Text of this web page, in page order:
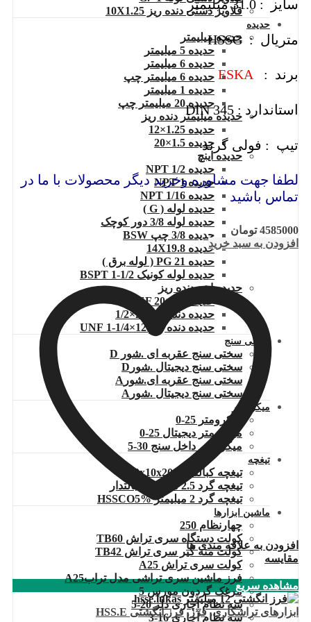
قلاویز دستی دنده ریز 10X1.25
حدیده
حدیده میلیمتر
حدیده 5 میلیمتر
حدیده 6 میلیمتر
حدیده 6 میلیمتر چپ
حدیده 1 میلیمتر
حدیده 20 میلیمتر چپ
حدیده میلیمتر دنده ریز
حدیده 1.25×12
حدیده 1.5×20
حدیده اینچ
حدیده 1/2 NPT
حدیده NPT 1
حدیده 1/16 NPT
حدیده لوله ( G )
حدیده لوله 3/8 دور کوچک
حدیده 3/8 چپ BSW
حدیده 14X19.8
حدیده 21 PG ( لوله برق )
حدیده لوله کونیک 1/2-1 BSPT
حدیده اینچ دنده ریز
حدیده UNEF 20×7/8
حدیده دنده ریز 20×1/2
حدیده دنده ریز 12×1/4-1 UNF
سختی سنج
سختی سنج عقربه ای .شور D
سختی سنج دیجیتال .شورD
سختی سنج عقربه ای.شورA
سختی سنج دیجیتال .شورA
میکرومتر
میکرومتر 25-0
میکرومتر دیجیتال 25-0
میکرومتر داخل سنج 30-5
تیغچه
تیغچه کبالتدار 10x10x200
تیغچه گرد 2.5 میلیمتر کبالتدار
تیغچه گرد 2 میلیمتر HSSCO5%
ماشین ابزارها
چهارنظام 250
کولت دستگاه سری تراش TB60
کولت مته گیر سری تراش TB42
کولت سری تراش A25
فرز ماشین سری تراشی مدل ترابA25
مرغک گردون مورس 5
سه نظام آچاری دلر 20-5
سه نظام آچاری 16-3
سایز : 31.0 میلیمتر
متریال : HSSG
برند : ESKA
استاندارد : DIN 345
تیپ : فولی گرند
لطفا جهت مشاوره وخرید دیگر محصولات با ما در
تماس باشید
4585000 تومان
افزودن به سبد خرید
افزودن به علاقه مندی ها
مقایسه
مشاهده سریع
ابزارهای تراشکاری,فرز,فرز انگشتی HSS.E